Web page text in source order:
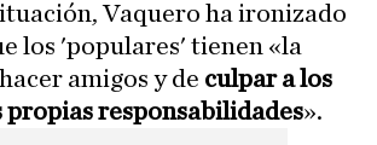
Vaquero ha ironizado
los 'populares' tienen «la
amigos y de culpar a los
propias responsabilidades».